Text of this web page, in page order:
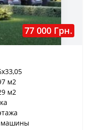
77 000 Грн.
м2
м2
машины